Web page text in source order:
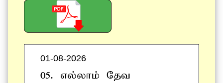
01-08-2026
05. vy;yhk; Njt